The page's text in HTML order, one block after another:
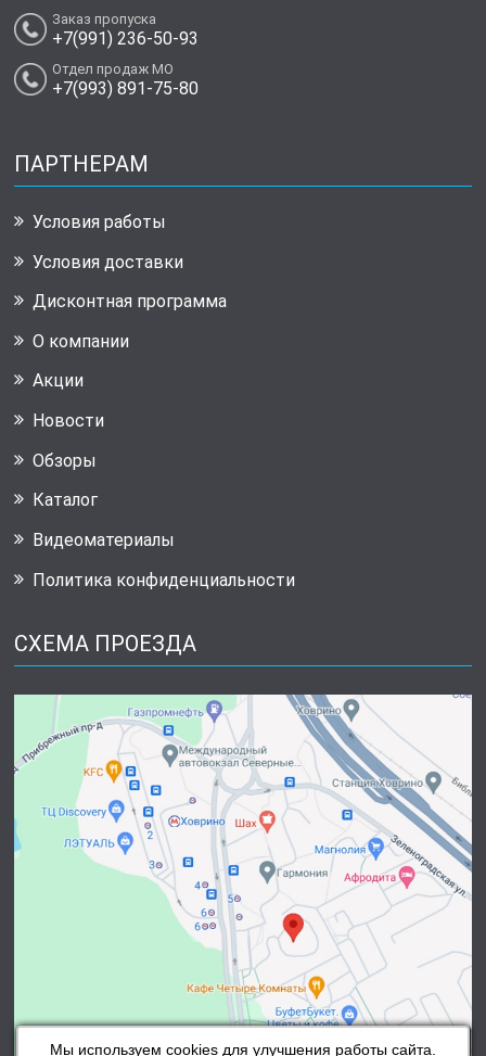
Мы используем cookies для улучшения работы сайта.
Заказ пропуска
+7(991) 236-50-93
Отдел продаж МО
+7(993) 891-75-80
ПАРТНЕРАМ
Условия работы
Условия доставки
Дисконтная программа
О компании
Акции
Новости
Обзоры
Каталог
Видеоматериалы
Политика конфиденциальности
СХЕМА ПРОЕЗДА